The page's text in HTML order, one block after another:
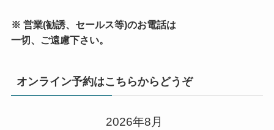
※ 営業(勧誘、セールス等)のお電話は
一切、ご遠慮下さい。
オンライン予約はこちらからどうぞ
2026年8月